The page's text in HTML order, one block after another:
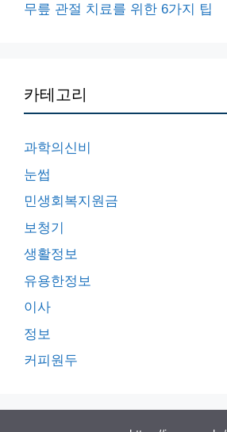
무릎 관절 치료를 위한 6가지 팁
카테고리
과학의신비
눈썹
민생회복지원금
보청기
생활정보
유용한정보
이사
정보
커피원두